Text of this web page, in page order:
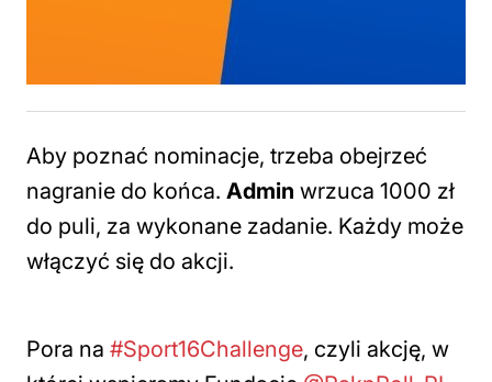
Aby poznać nominacje, trzeba obejrzeć
nagranie do końca. Admin wrzuca 1000 zł
do puli, za wykonane zadanie. Każdy może
włączyć się do akcji.
Pora na #Sport16Challenge, czyli akcję, w